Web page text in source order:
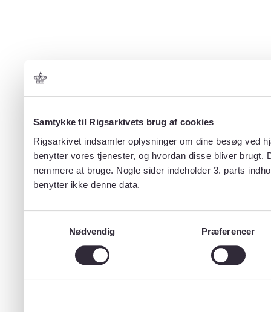
Samtykke til Rigsarkivets brug af cookies
Rigsarkivet indsamler oplysninger om dine besøg ved
benytter vores tjenester, og hvordan disse bliver
nemmere at bruge. Nogle sider indeholder 3. parts
benytter ikke denne data.
Nødvendig
Præferencer